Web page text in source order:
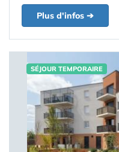
Plus d'infos ➔
SÉJOUR TEMPORAIRE